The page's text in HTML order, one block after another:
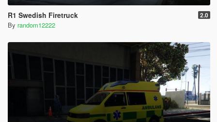
R1 Swedish Firetruck 2.0
By random12222